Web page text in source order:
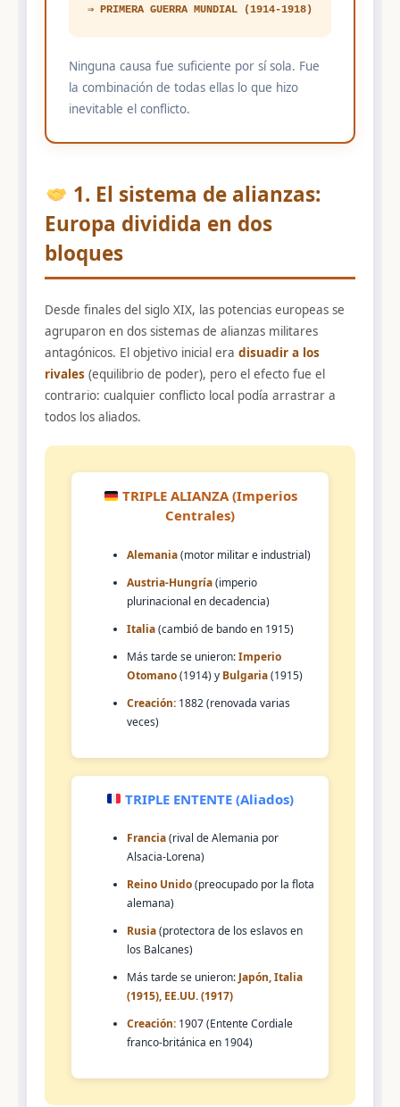
⇒ PRIMERA GUERRA MUNDIAL (1914-1918)
Ninguna causa fue suficiente por sí sola. Fue
la combinación de todas ellas lo que hizo
inevitable el conflicto.
1. El sistema de alianzas:
Europa dividida en dos
bloques
Desde finales del siglo XIX, las potencias europeas se
agruparon en dos sistemas de alianzas militares
antagónicos. El objetivo inicial era disuadir a los
rivales (equilibrio de poder), pero el efecto fue el
contrario: cualquier conflicto local podía arrastrar a
todos los aliados.
TRIPLE ALIANZA (Imperios
Centrales)
Alemania(motor militar e industrial)
Austria-Hungría(imperio
plurinacional en decadencia)
Italia(cambió de bando en 1915)
Más tarde se unieron:Imperio
Otomano(1914) y Bulgaria(1915)
Creación: 1882 (renovada varias
veces)
TRIPLE ENTENTE (Aliados)
Francia(rival de Alemania por
Alsacia-Lorena)
Reino Unido(preocupado por la flota
alemana)
Rusia(protectora de los eslavos en
los Balcanes)
Más tarde se unieron: Japón, Italia
(1915), EE.UU. (1917)
Creación: 1907 (Entente Cordiale
franco-británica en 1904)